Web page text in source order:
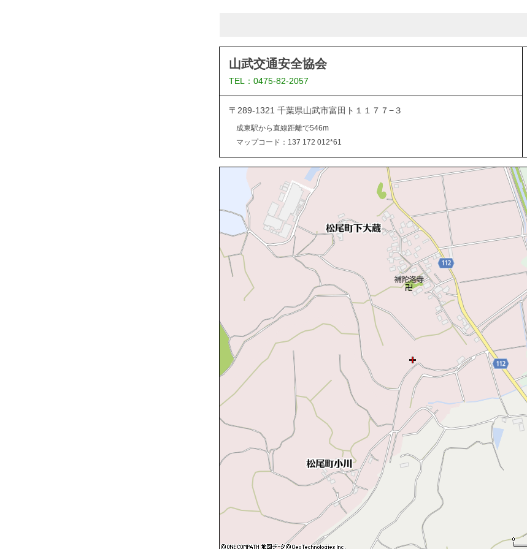
山武交通安全協会
TEL：0475-82-2057
〒289-1321 千葉県山武市富田ト１１７７−３
成東駅から直線距離で546m
マップコード：137 172 012*61